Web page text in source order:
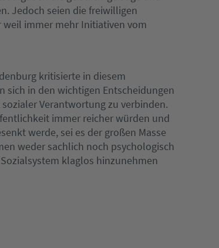
Jedoch seien die freiwilligen
weil immer mehr Initiativen vom
kritisierte in diesem
sich in den wichtigen Entscheidungen
Verantwortung zu verbinden.
immer reicher würden und
werde, sei es der großen Masse
weder sachlich noch psychologisch
klaglos hinzunehmen